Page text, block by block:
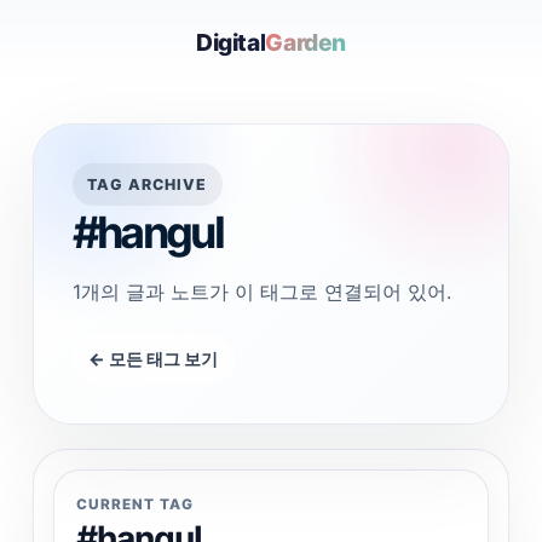
DigitalGarden
TAG ARCHIVE
#hangul
1개의 글과 노트가 이 태그로 연결되어 있어.
← 모든 태그 보기
CURRENT TAG